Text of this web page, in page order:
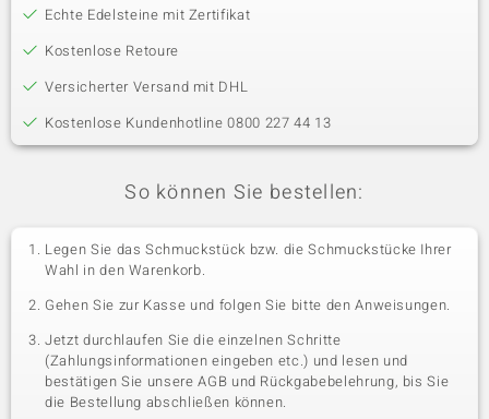
Echte Edelsteine mit Zertifikat
Kostenlose Retoure
Versicherter Versand mit DHL
Kostenlose Kundenhotline 0800 227 44 13
So können Sie bestellen:
Legen Sie das Schmuckstück bzw. die Schmuckstücke Ihrer
Wahl in den Warenkorb.
Gehen Sie zur Kasse und folgen Sie bitte den Anweisungen.
Jetzt durchlaufen Sie die einzelnen Schritte
(Zahlungsinformationen eingeben etc.) und lesen und
bestätigen Sie unsere AGB und Rückgabebelehrung, bis Sie
die Bestellung abschließen können.